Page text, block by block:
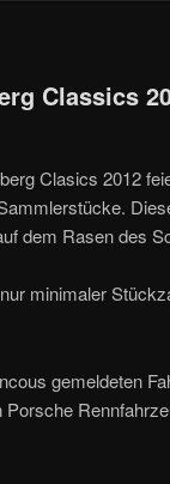
Classics
Clasics 2012
dem Rasen des
minimaler
gemeldeten